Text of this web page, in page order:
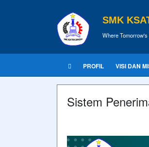
SMK
Where
PROFIL VISI DAN
Sistem